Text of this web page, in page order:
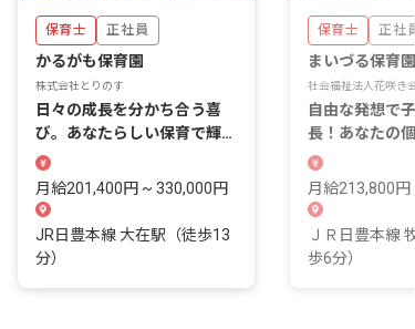
保育士 正社員
かるがも保育園
株式会社とりのす
日々の成長を分かち合う喜
び。あなたらしい保育で輝く
毎日を送りましょう。
月給201,400円 ~ 330,000円
JR日豊本線 大在駅（徒歩13
分）
保育士 正社員
まいづる保育園
社会福祉法人花咲き会
自由な発想で
長！あなたの
を始めませんか
月給213,800
ＪＲ日豊本線
歩6分）